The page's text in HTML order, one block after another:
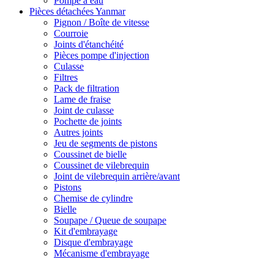
Pièces détachées Yanmar
Pignon / Boîte de vitesse
Courroie
Joints d'étanchéité
Pièces pompe d'injection
Culasse
Filtres
Pack de filtration
Lame de fraise
Joint de culasse
Pochette de joints
Autres joints
Jeu de segments de pistons
Coussinet de bielle
Coussinet de vilebrequin
Joint de vilebrequin arrière/avant
Pistons
Chemise de cylindre
Bielle
Soupape / Queue de soupape
Kit d'embrayage
Disque d'embrayage
Mécanisme d'embrayage